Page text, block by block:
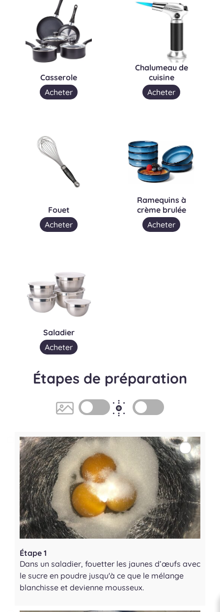
Casserole
Acheter
Chalumeau de
cuisine
Acheter
Fouet
Acheter
Ramequins à
crème brulée
Acheter
Saladier
Acheter
Étapes de préparation
Étape 1
Dans un saladier, fouetter les jaunes d’œufs avec
le sucre en poudre jusqu'à ce que le mélange
blanchisse et devienne mousseux.